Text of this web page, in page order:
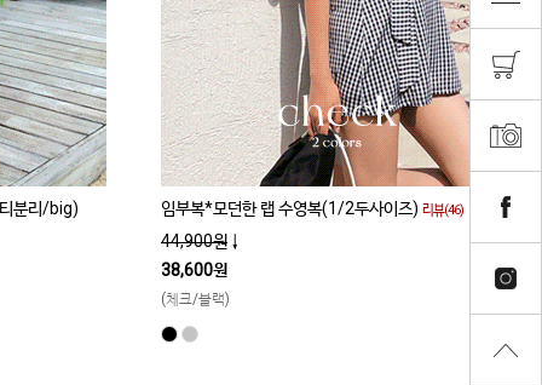
분리/big)
임부복*모던한 랩 수영복(1/2두사이즈) 리뷰(46)
44,900원 ↓
38,600원
(체크/블랙)